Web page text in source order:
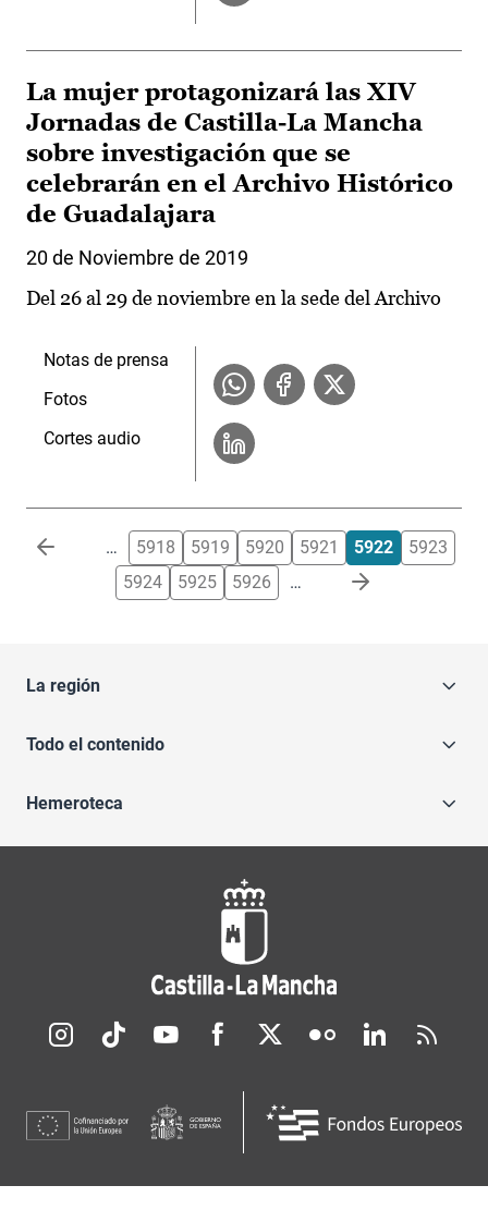
La mujer protagonizará las XIV
Jornadas de Castilla-La Mancha
sobre investigación que se
celebrarán en el Archivo Histórico
de Guadalajara
20 de Noviembre de 2019
Del 26 al 29 de noviembre en la sede del Archivo
Notas de prensa
Fotos
Cortes audio
Paginación … 5918 5919 5920 5921 5922
5923
5924
5925 5926 …
La región
Todo el contenido
Hemeroteca
Redes sociales JCCM